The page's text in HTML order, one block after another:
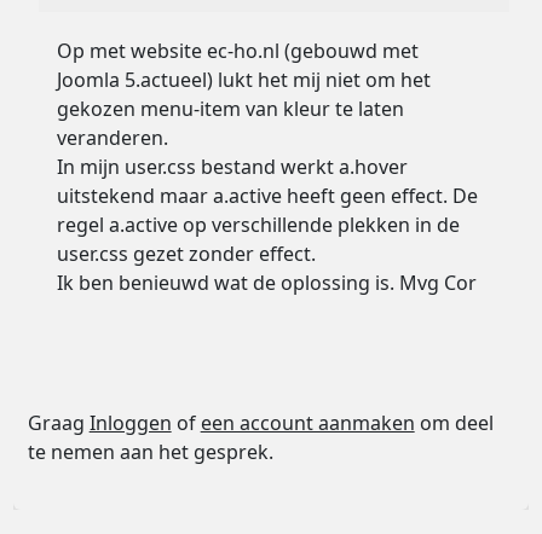
Op met website ec-ho.nl (gebouwd met
Joomla 5.actueel) lukt het mij niet om het
gekozen menu-item van kleur te laten
veranderen.
In mijn user.css bestand werkt a.hover
uitstekend maar a.active heeft geen effect. De
regel a.active op verschillende plekken in de
user.css gezet zonder effect.
Ik ben benieuwd wat de oplossing is. Mvg Cor
Graag Inloggen of een account aanmaken om deel
te nemen aan het gesprek.